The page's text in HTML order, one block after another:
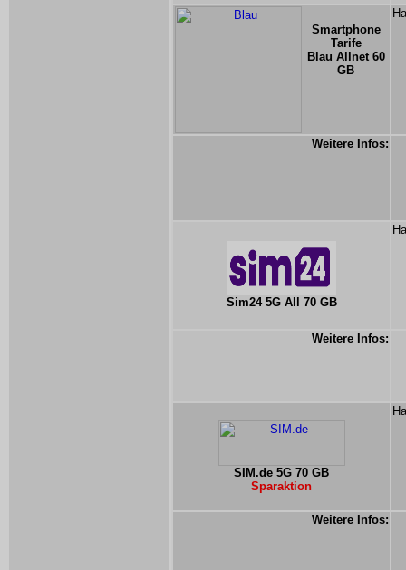
Smartphone
Tarife
Blau Allnet 60
GB
Weitere Infos:
Sim24 5G All 70 GB
Weitere Infos:
SIM.de 5G 70 GB
Sparaktion
Weitere Infos: